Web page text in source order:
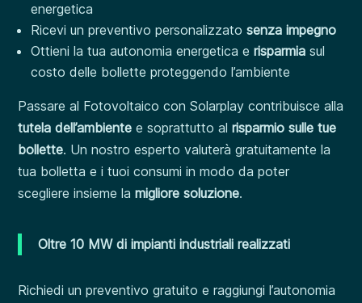
energetica
Ricevi un preventivo personalizzatosenza impegno
Ottieni la tua autonomia energetica erisparmia sul
costo delle bollette proteggendo l’ambiente
Passare al Fotovoltaico con Solarplay contribuisce alla
tutela dell’ambiente e soprattutto alrisparmio sulle tue
bollette. Un nostro esperto valuterà gratuitamente la
tua bolletta e i tuoi consumi in modo da poter
scegliere insieme lamigliore soluzione.
Oltre 10 MW di impianti industriali realizzati
Richiedi un preventivo gratuito e raggiungi l’autonomia